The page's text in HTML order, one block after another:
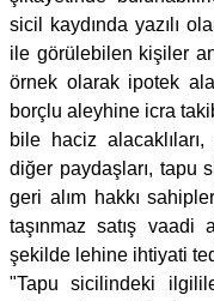
sicil kaydında yazılı
ile görülebilen kişiler
örnek olarak ipotek
borçlu aleyhine icra
bile haciz alacaklıları,
diğer paydaşları, tapu
geri alım hakkı
taşınmaz satış vaadi
şekilde lehine ihtiyati
"Tapu sicilindeki